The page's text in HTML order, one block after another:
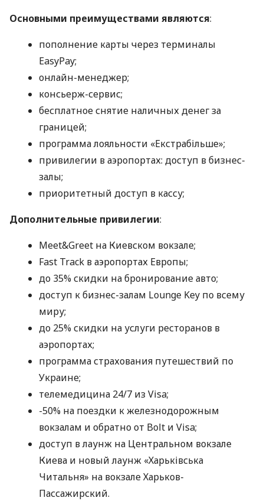
Основными преимуществами являются:
пополнение карты через терминалы
EasyPay;
онлайн-менеджер;
консьерж-сервис;
бесплатное снятие наличных денег за
границей;
программа лояльности «Екстрабільше»;
привилегии в аэропортах: доступ в бизнес-
залы;
приоритетный доступ в кассу;
Дополнительные привилегии:
Meet&Greet на Киевском вокзале;
Fast Track в аэропортах Европы;
до 35% скидки на бронирование авто;
доступ к бизнес-залам Lounge Key по всему
миру;
до 25% скидки на услуги ресторанов в
аэропортах;
программа страхования путешествий по
Украине;
телемедицина 24/7 из Visa;
-50% на поездки к железнодорожным
вокзалам и обратно от Bolt и Visa;
доступ в лаунж на Центральном вокзале
Киева и новый лаунж «Харьківська
Читальня» на вокзале Харьков-
Пассажирский.